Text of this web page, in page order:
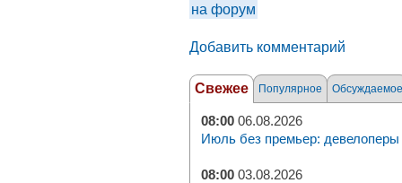
на форум
Добавить комментарий
Свежее Популярное Обсуждаемое
08:00 06.08.2026
Июль без премьер: девелоперы
08:00 03.08.2026